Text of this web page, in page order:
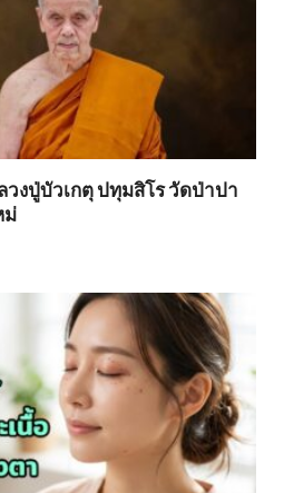
งปู่บัวเกตุ ปทุมสิโร วัดป่าปา
ม่